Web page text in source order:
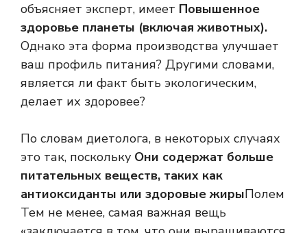
объясняет эксперт, имеет Повышенное
здоровье планеты (включая животных).
Однако эта форма производства улучшает
ваш профиль питания? Другими словами,
является ли факт быть экологическим,
делает их здоровее?
По словам диетолога, в некоторых случаях
это так, поскольку Они содержат больше
питательных веществ, таких как
антиоксиданты или здоровые жирыПолем
Тем не менее, самая важная вещь